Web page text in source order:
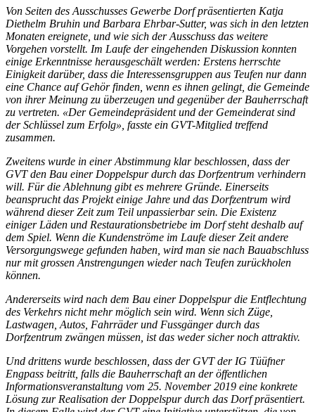
Von Seiten des Ausschusses Gewerbe Dorf präsentierten Katja
Diethelm Bruhin und Barbara Ehrbar-Sutter, was sich in den letzten
Monaten ereignete, und wie sich der Ausschuss das weitere
Vorgehen vorstellt. Im Laufe der eingehenden Diskussion konnten
einige Erkenntnisse herausgeschält werden: Erstens herrschte
Einigkeit darüber, dass die Interessensgruppen aus Teufen nur dann
eine Chance auf Gehör finden, wenn es ihnen gelingt, die Gemeinde
von ihrer Meinung zu überzeugen und gegenüber der Bauherrschaft
zu vertreten. «Der Gemeindepräsident und der Gemeinderat sind
der Schlüssel zum Erfolg», fasste ein GVT-Mitglied treffend
zusammen.
Zweitens wurde in einer Abstimmung klar beschlossen, dass der
GVT den Bau einer Doppelspur durch das Dorfzentrum verhindern
will. Für die Ablehnung gibt es mehrere Gründe. Einerseits
beansprucht das Projekt einige Jahre und das Dorfzentrum wird
während dieser Zeit zum Teil unpassierbar sein. Die Existenz
einiger Läden und Restaurationsbetriebe im Dorf steht deshalb auf
dem Spiel. Wenn die Kundenströme im Laufe dieser Zeit andere
Versorgungswege gefunden haben, wird man sie nach Bauabschluss
nur mit grossen Anstrengungen wieder nach Teufen zurückholen
können.
Andererseits wird nach dem Bau einer Doppelspur die Entflechtung
des Verkehrs nicht mehr möglich sein wird. Wenn sich Züge,
Lastwagen, Autos, Fahrräder und Fussgänger durch das
Dorfzentrum zwängen müssen, ist das weder sicher noch attraktiv.
Und drittens wurde beschlossen, dass der GVT der IG Tüüfner
Engpass beitritt, falls die Bauherrschaft an der öffentlichen
Informationsveranstaltung vom 25. November 2019 eine konkrete
Lösung zur Realisation der Doppelspur durch das Dorf präsentiert.